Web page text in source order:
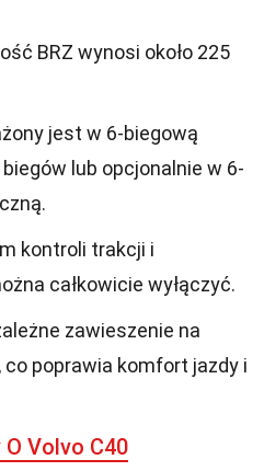
BRZ wynosi około 225
jest w 6-biegową
lub opcjonalnie w 6-
kontroli trakcji i
całkowicie wyłączyć.
zawieszenie na
poprawia komfort jazdy i
Volvo C40